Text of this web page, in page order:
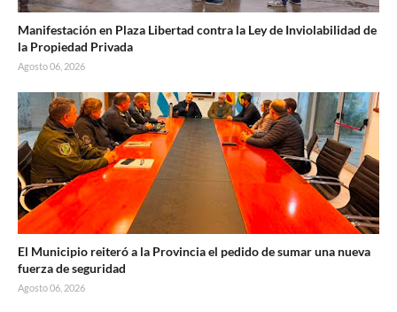
Manifestación en Plaza Libertad contra la Ley de Inviolabilidad de
la Propiedad Privada
Agosto 06, 2026
El Municipio reiteró a la Provincia el pedido de sumar una nueva
fuerza de seguridad
Agosto 06, 2026